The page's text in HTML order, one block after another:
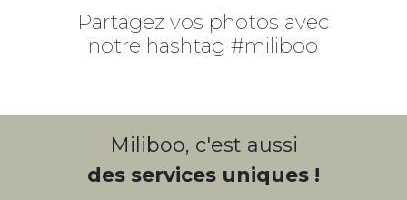
Partagez vos photos avec
notre hashtag #miliboo
Miliboo, c'est aussi
des services uniques !